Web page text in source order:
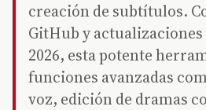
creación de subtítulos.
GitHub y
2026, esta potente
funciones avanzadas
voz, edición de dramas